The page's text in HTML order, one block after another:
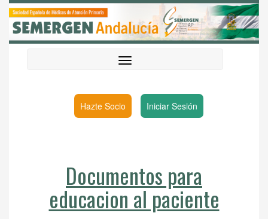
Hazte Socio Iniciar Sesión
Documentos para
educacion al paciente